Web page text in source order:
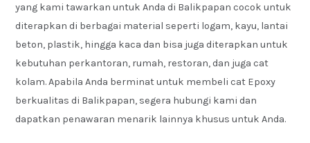
yang kami tawarkan untuk Anda di Balikpapan cocok untuk
diterapkan di berbagai material seperti logam, kayu, lantai
beton, plastik, hingga kaca dan bisa juga diterapkan untuk
kebutuhan perkantoran, rumah, restoran, dan juga cat
kolam. Apabila Anda berminat untuk membeli cat Epoxy
berkualitas di Balikpapan, segera hubungi kami dan
dapatkan penawaran menarik lainnya khusus untuk Anda.